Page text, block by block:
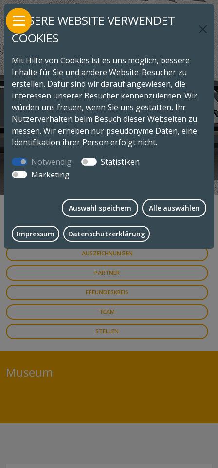
MUSEUM
LEITBILD
GESCHICHTE
AUSZEICHNUNGEN
PARTNER
FREUNDESKREIS
TEAM
STELLEN
Museum
UNSERE WEBSITE VERWENDET
COOKIES
Mit Hilfe von Cookies ist es uns möglich, bessere
Inhalte für Sie und andere Website-Besucher zu
erstellen. Dafür sind wir darauf angewiesen, die
Interessen unserer Besucher kennenzulernen. Wir
würden uns freuen, wenn Sie uns gestatten, Ihr
Nutzerverhalten beim Besuch dieser Webseiten zu
messen. Wir erheben nur pseudonyme Daten, eine
Identifikation ihrer Person erfolgt nicht.
Notwendig
Statistiken
Marketing
Auswahl speichern Alle auswählen
Impressum Datenschutzerklärung